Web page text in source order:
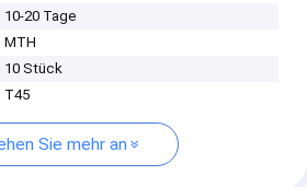
10-20 Tage
MTH
10 Stück
T45
Sie mehr an